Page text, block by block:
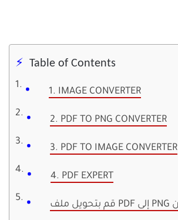
Table of Contents
1. IMAGE CONVERTER
2. PDF TO PNG CONVERTER
3. PDF TO IMAGE CONVERTER
4. PDF EXPERT
قم بتحويل ملف PDF إلى PNG في غضون